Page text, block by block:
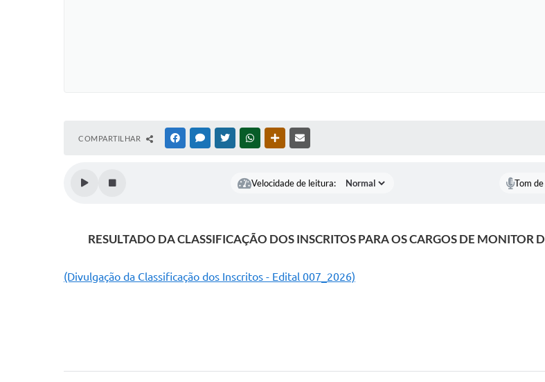
COMPARTILHAR FACEBOOKMESSENGER
TWITTERWHATSAPPOUTRAS MÍDIAS
Velocidade de leitura: Tom
RESULTADO DA CLASSIFICAÇÃO DOS INSCRITOS PARA OS CARGOS DE MONITOR
(Divulgação da Classificação dos Inscritos - Edital 007_2026)